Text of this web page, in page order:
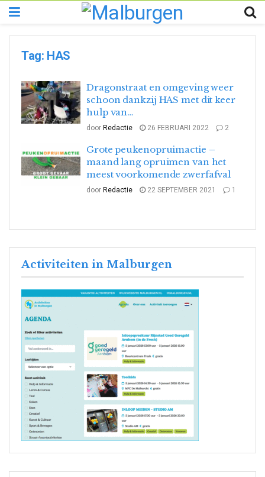
Tag: HAS
Dragonstraat en omgeving weer
schoon dankzij HAS met dit keer
hulp van…
door Redactie 26 FEBRUARI 2022 2
Grote peukenopruimactie –
maand lang opruimen van het
meest voorkomende zwerfafval
door Redactie 22 SEPTEMBER 2021 1
Activiteiten in Malburgen